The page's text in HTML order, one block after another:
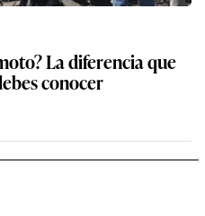
La diferencia que
conocer